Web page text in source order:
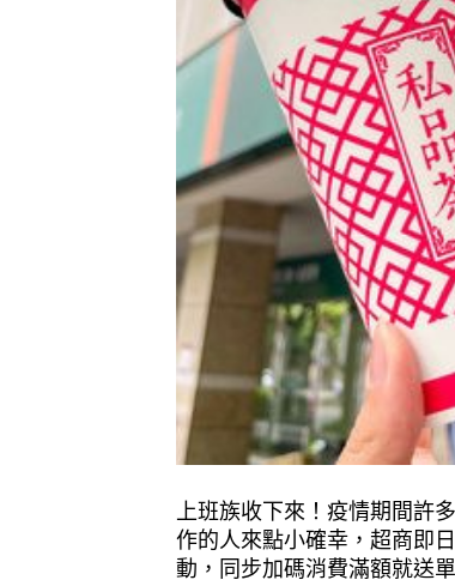
上班族收下來！疫情期間許
作的人來點小確幸，超商即
動，同步加碼消費滿額就送